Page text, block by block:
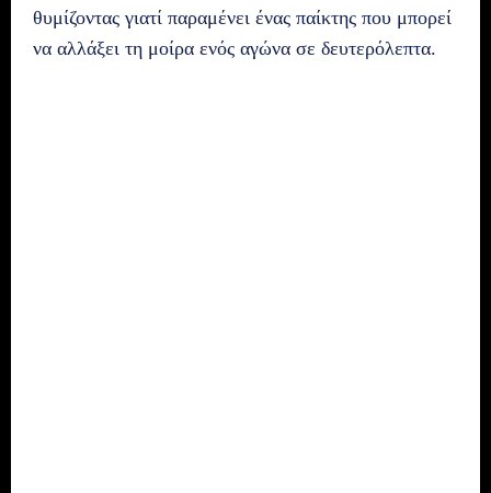
θυμίζοντας γιατί παραμένει ένας παίκτης που μπορεί
να αλλάξει τη μοίρα ενός αγώνα σε δευτερόλεπτα.